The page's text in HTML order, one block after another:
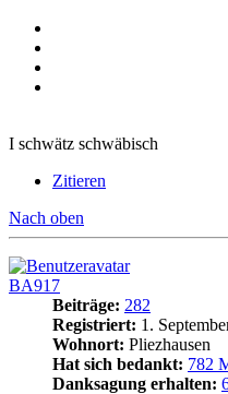
I schwätz schwäbisch
Zitieren
Nach oben
BA917
Beiträge: 282
Registriert: 1.
Wohnort: Pliezhausen
Hat sich bedankt: 782
Danksagung erhalten: